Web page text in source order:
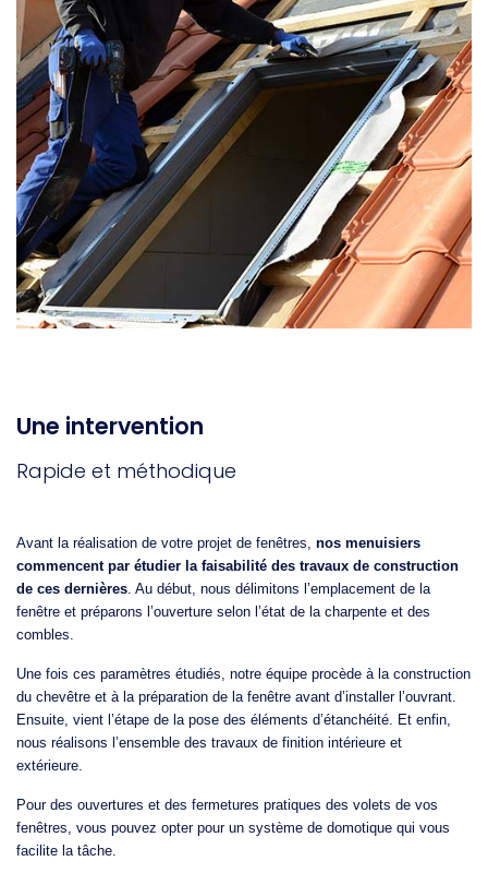
Une intervention
Rapide et méthodique
Avant la réalisation de votre projet de fenêtres, nos menuisiers
commencent par étudier la faisabilité des travaux de construction
de ces dernières . Au début, nous délimitons l’emplacement de la
fenêtre et préparons l’ouverture selon l’état de la charpente et des
combles.
Une fois ces paramètres étudiés, notre équipe procède à la construction
du chevêtre et à la préparation de la fenêtre avant d’installer l’ouvrant.
Ensuite, vient l’étape de la pose des éléments d’étanchéité. Et enfin,
nous réalisons l’ensemble des travaux de finition intérieure et
extérieure.
Pour des ouvertures et des fermetures pratiques des volets de vos
fenêtres, vous pouvez opter pour un système de domotique qui vous
facilite la tâche.